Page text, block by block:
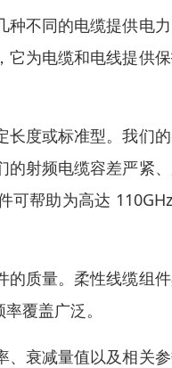
不同的电缆提供电
为电缆和电线提供
度或标准型。我们
射频电缆容差严紧
帮助为高达
质量。柔性线缆组
覆盖广泛。
衰减量值以及相关